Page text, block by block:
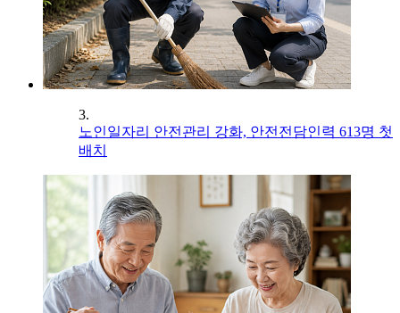
3.
노인일자리 안전관리 강화, 안전전담인력 613명 첫
배치